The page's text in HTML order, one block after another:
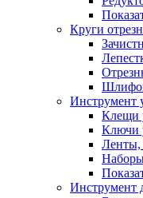
Круги
Инструмент
Клещи
Ключи
Ленты,
Инструмент